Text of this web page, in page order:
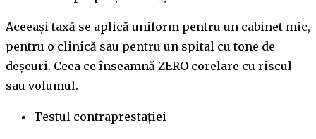
Aceeași taxă se aplică uniform pentru un cabinet mic,
pentru o clinică sau pentru un spital cu tone de
deșeuri. Ceea ce înseamnă ZERO corelare cu riscul
sau volumul.
Testul contraprestației